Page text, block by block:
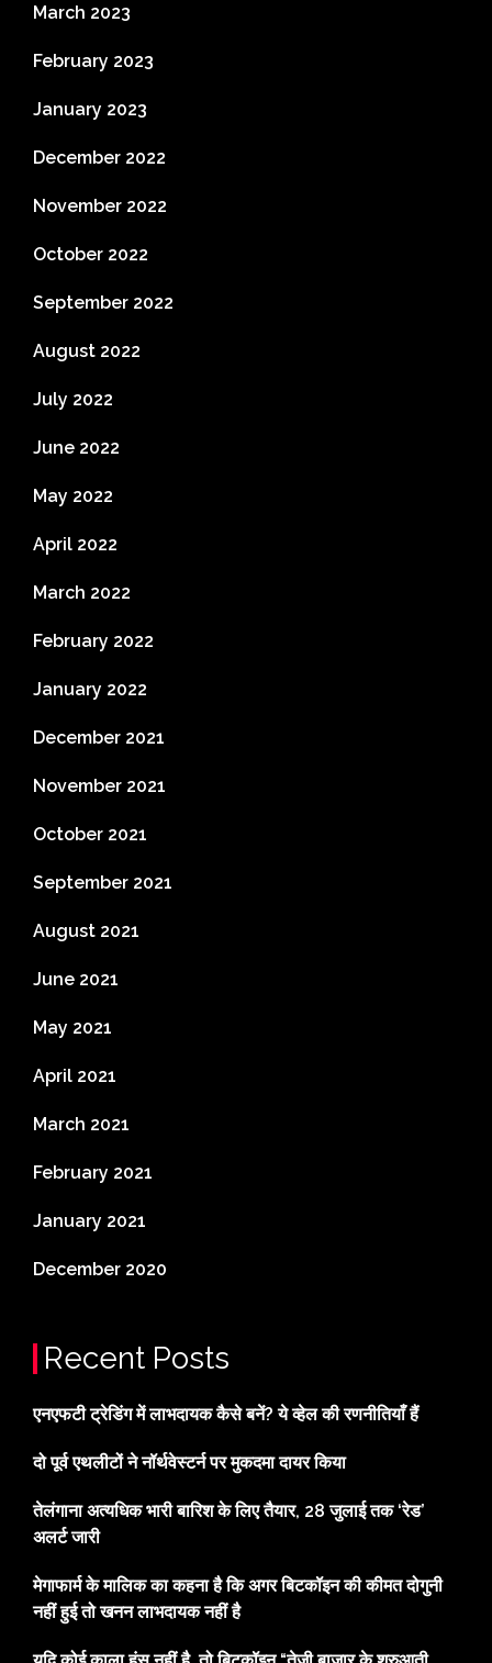
March 2023
February 2023
January 2023
December 2022
November 2022
October 2022
September 2022
August 2022
July 2022
June 2022
May 2022
April 2022
March 2022
February 2022
January 2022
December 2021
November 2021
October 2021
September 2021
August 2021
June 2021
May 2021
April 2021
March 2021
February 2021
January 2021
December 2020
Recent Posts
एनएफटी ट्रेडिंग में लाभदायक कैसे बनें? ये व्हेल की रणनीतियाँ हैं
दो पूर्व एथलीटों ने नॉर्थवेस्टर्न पर मुकदमा दायर किया
तेलंगाना अत्यधिक भारी बारिश के लिए तैयार, 28 जुलाई तक ‘रेड’
अलर्ट जारी
मेगाफार्म के मालिक का कहना है कि अगर बिटकॉइन की कीमत दोगुनी
नहीं हुई तो खनन लाभदायक नहीं है